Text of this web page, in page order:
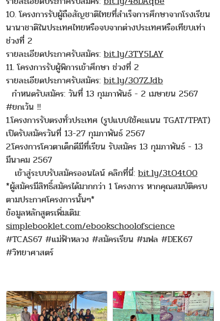
10. โครงการรับผู้ถือสัญชาติไทยที่สำเร็จการศึกษาจากโรงเรียน
นานาชาติในประเทศไทยหรือจบจากต่างประเทศหรือเทียบเท่า
ช่วงที่ 2
รายละเอียดประกาศรับสมัคร: bit.ly/3TY5LAY
11. โครงการรับผู้พิการเข้าศึกษา ช่วงที่ 2
รายละเอียดประกาศรับสมัคร: bit.ly/3O7ZJdb
กำหนดรับสมัคร: วันที่ 13 กุมภาพันธ์ - 2 เมษายน 2567
#ยกเว้น ‼️
1.โครงการรับตรงทั่วประเทศ (รูปแบบใช้คะแนน TGAT/TPAT)
เปิดรับสมัครวันที่ 13-27 กุมภาพันธ์ 2567
2.โครงการโควตาเด็กดีมีที่เรียน รับสมัคร 13 กุมภาพันธ์ - 13
มีนาคม 2567
เข้าสู่ระบบรับสมัครออนไลน์ คลิกที่นี่: bit.ly/3tO4tO0
*ผู้สมัครมีสิทธิ์สมัครได้มากกว่า 1 โครงการ หากคุณสมบัติครบ
ตามประกาศโครงการนั้นๆ*
ข้อมูลหลักสูตรเพิ่มเติม:
simplebooklet.com/ebookschoolofscience
#TCAS67 #แม่ฟ้าหลวง #สมัครเรียน #มฟล #DEK67
#วิทยาศาสตร์